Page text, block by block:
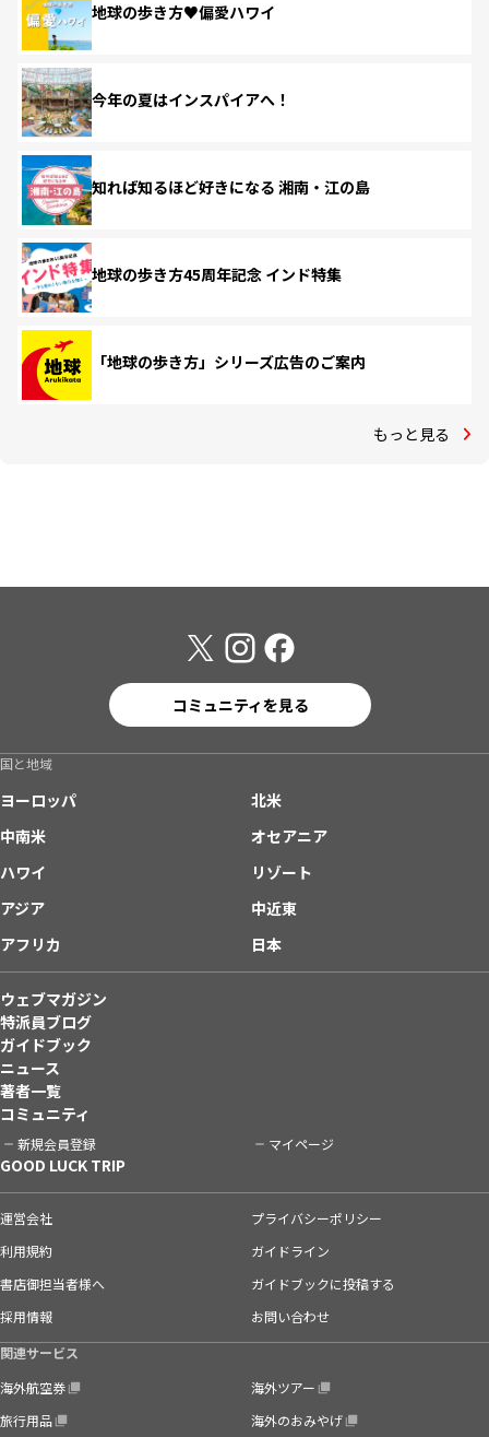
地球の歩き方♥偏愛ハワイ
今年の夏はインスパイアへ！
知れば知るほど好きになる 湘南・江の島
地球の歩き方45周年記念 インド特集
「地球の歩き方」シリーズ広告のご案内
もっと見る
コミュニティを見る
国と地域
ヨーロッパ
北米
中南米
オセアニア
ハワイ
リゾート
アジア
中近東
アフリカ
日本
ウェブマガジン
特派員ブログ
ガイドブック
ニュース
著者一覧
コミュニティ
新規会員登録 マイページ
GOOD LUCK TRIP
運営会社
プライバシーポリシー
利用規約
ガイドライン
書店御担当者様へ
ガイドブックに投稿する
採用情報
お問い合わせ
関連サービス
海外航空券
海外ツアー
旅行用品
海外のおみやげ